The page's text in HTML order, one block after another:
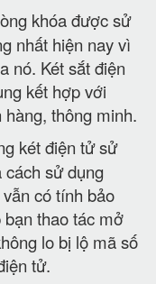
khóa được sử
nhất hiện nay vì
nó. Két sắt điện
kết hợp với
thông minh.
két điện tử sử
cách sử dụng
có tính bảo
bạn thao tác mở
lo bị lộ mã số
tử.